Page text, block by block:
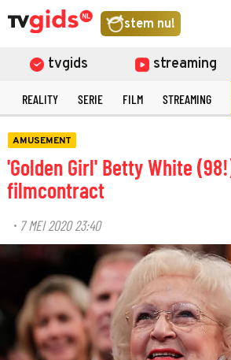
stem nu!
tvgids streaming
REALITY SERIE FILM STREAMING
AMUSEMENT
'Golden Girl' Betty White
filmcontract
· 7 MEI 2020 23:40